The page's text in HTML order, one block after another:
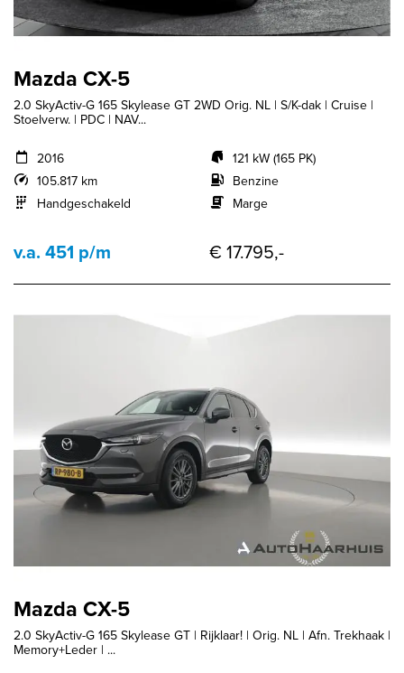
Mazda CX-5
2.0 SkyActiv-G 165 Skylease GT 2WD Orig. NL | S/K-dak | Cruise |
Stoelverw. | PDC | NAV...
2016
105.817 km
Handgeschakeld
121 kW (165 PK)
Benzine
Marge
v.a. 451 p/m € 17.795,-
Mazda CX-5
2.0 SkyActiv-G 165 Skylease GT | Rijklaar! | Orig. NL | Afn. Trekhaak |
Memory+Leder | ...